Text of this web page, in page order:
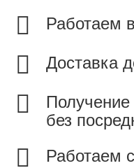
Работаем
Доставка
Получение
без
Работаем